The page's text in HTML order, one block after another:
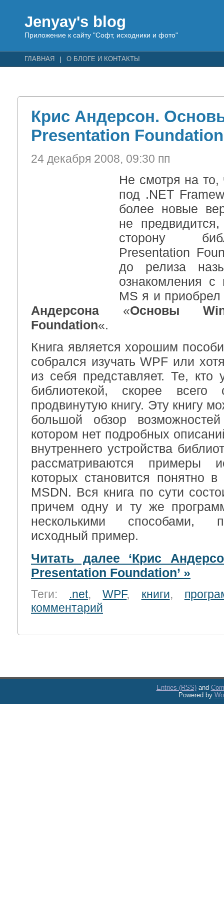
Jenyay's blog
Приложение к сайту "Софт, исходники и фото"
ГЛАВНАЯ О БЛОГЕ И КОНТАКТЫ
Крис Андерсон.
Presentation Foundation
24 декабря 2008, 09:30 пп
Не смотря на
под .NET
более новые
не
сторону
Presentation
до релиза
ознакомления с
MS я и приобрел
Андерсона«Основы
Foundation«.
Книга является хорошим
собрался изучать WPF или
из себя представляет. Те,
библиотекой, скорее всего
продвинутую книгу. Эту книгу
большой обзор
котором нет подробных
внутреннего устройства
рассматриваются примеры
которых становится понятно
MSDN. Вся книга по сути
причем одну и ту же
несколькими способами,
исходный пример.
Читать далее ‘Крис
Presentation Foundation’ »
Теги: .net,WPF, книги,
комментарий
Entries (RSS)and
Powered by